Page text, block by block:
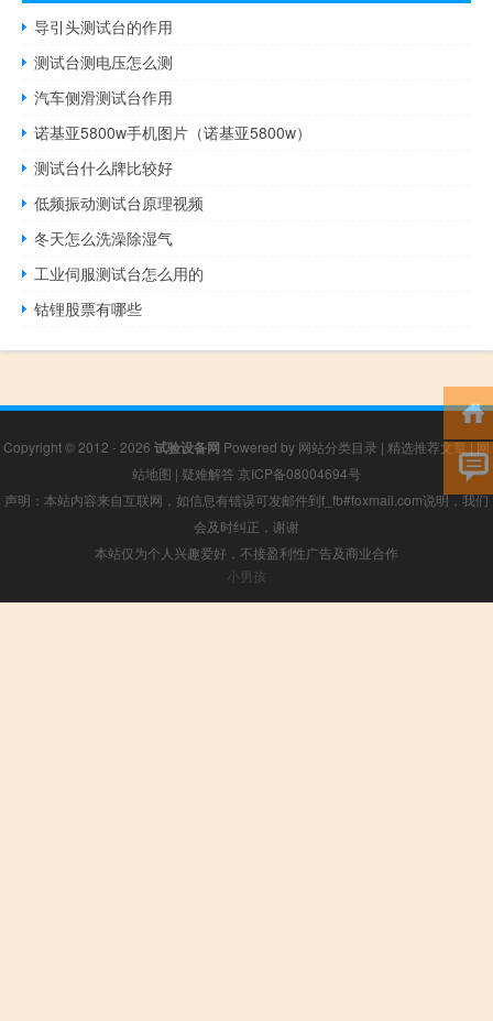
导引头测试台的作用
测试台测电压怎么测
汽车侧滑测试台作用
诺基亚5800w手机图片（诺基亚5800w）
测试台什么牌比较好
低频振动测试台原理视频
冬天怎么洗澡除湿气
工业伺服测试台怎么用的
钴锂股票有哪些
Copyright © 2012 - 2026 试验设备网 Powered by 网站分类目录 | 精选推荐文章|网
站地图 | 疑难解答 京ICP备08004694号
声明：本站内容来自互联网，如信息有错误可发邮件到f_fb#foxmail.com说明，我们
会及时纠正，谢谢
本站仅为个人兴趣爱好，不接盈利性广告及商业合作
小男孩